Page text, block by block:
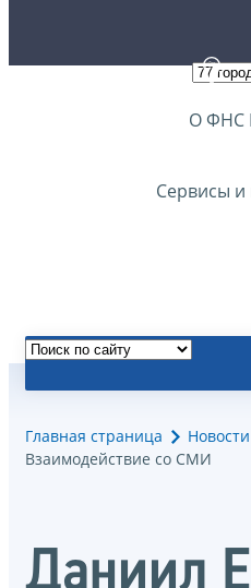
О ФНС
Сервисы и
Главная страница
Новости
Взаимодействие со СМИ
Даниил